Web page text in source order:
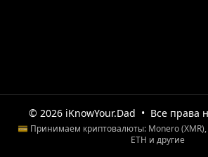
© 2026 iKnowYour.Dad • Все права
💳 Принимаем криптовалюты: Monero (XMR),
ETH и другие